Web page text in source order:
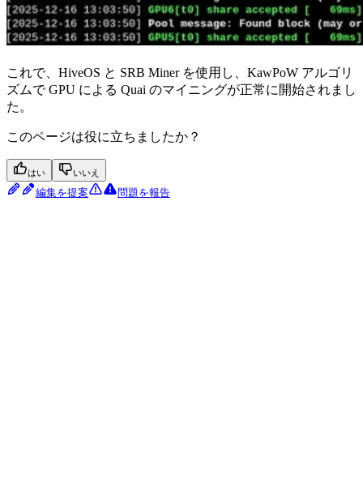
これで、HiveOS と SRB Miner を使用し、KawPoW アルゴリ
ズムで GPU による Quai のマイニングが正常に開始されまし
た。
このページは役に立ちましたか？
はい いいえ
編集を提案 問題を報告